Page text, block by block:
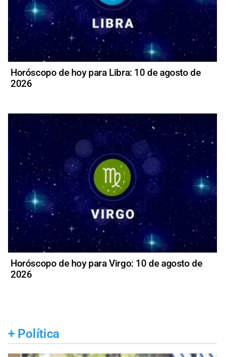
Horóscopo de hoy para Libra: 10 de agosto de
2026
Horóscopo de hoy para Virgo: 10 de agosto de
2026
+ Política